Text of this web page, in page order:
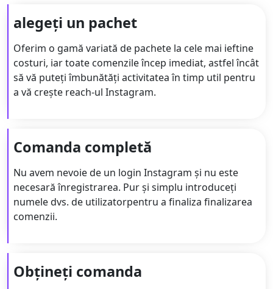
alegeți un pachet
Oferim o gamă variată de pachete la cele mai ieftine
costuri, iar toate comenzile încep imediat, astfel încât
să vă puteți îmbunătăți activitatea în timp util pentru
a vă crește reach-ul Instagram.
Comanda completă
Nu avem nevoie de un login Instagram și nu este
necesară înregistrarea. Pur și simplu introduceți
numele dvs. de utilizatorpentru a finaliza finalizarea
comenzii.
Obțineți comanda